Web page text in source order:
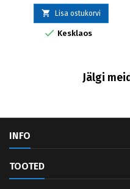
 Lisa ostukorvi
 Kesklaos
Jälgi
INFO
TOOTED